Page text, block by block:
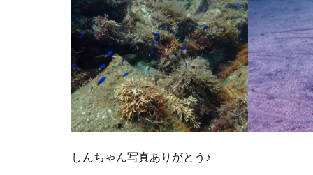
しんちゃん写真ありがとう♪